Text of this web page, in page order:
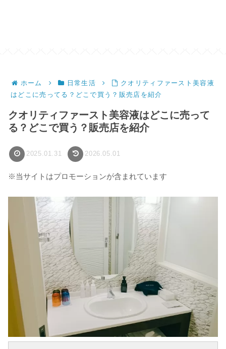
ホーム 日常生活
クオリティファースト美容液
はどこに売ってる？どこで買う？販売店を紹介
クオリティファースト美容液はどこに売って
る？どこで買う？販売店を紹介
2025.01.31 2026.05.01
※当サイトはプロモーションが含まれています